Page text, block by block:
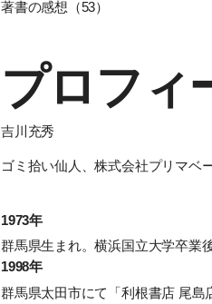
著書の感想（53）
プロフィ
吉川充秀
ゴミ拾い仙人、株式会社プリマベ
1973年
群馬県生まれ。横浜国立大学卒業
1998年
群馬県太田市にて「利根書店 尾島